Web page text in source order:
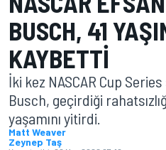
BUSCH, 41
KAYBETTI
İki kez NASCAR Cup
Busch, geçirdiği
yaşamını yitirdi.
Matt Weaver
Zeynep Taş